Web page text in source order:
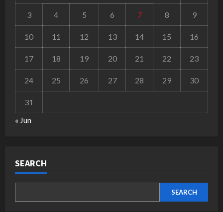
3 4 5 6 7 8 9
10 11 12 13 14 15 16
17 18 19 20 21 22 23
24 25 26 27 28 29 30
31
« Jun
SEARCH
SEARCH